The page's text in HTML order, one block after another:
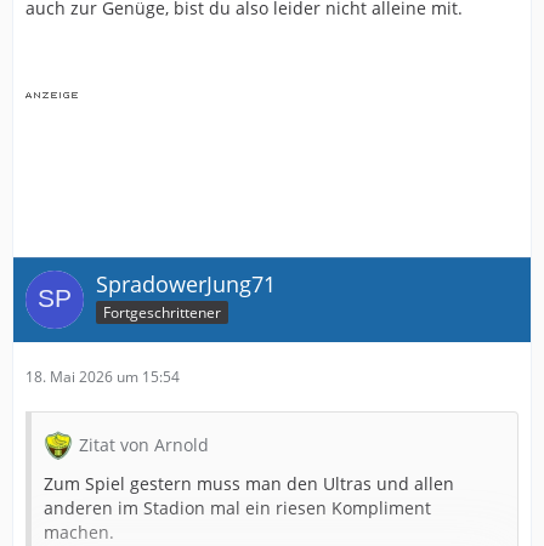
auch zur Genüge, bist du also leider nicht alleine mit.
SpradowerJung71
Fortgeschrittener
18. Mai 2026 um 15:54
Zitat von Arnold
Zum Spiel gestern muss man den Ultras und allen
anderen im Stadion mal ein riesen Kompliment
machen.